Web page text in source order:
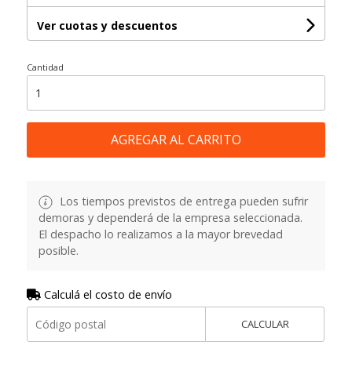
Ver cuotas y descuentos
Cantidad
AGREGAR AL CARRITO
Los tiempos previstos de entrega pueden sufrir
demoras y dependerá de la empresa seleccionada.
El despacho lo realizamos a la mayor brevedad
posible.
Calculá el costo de envío
CALCULAR